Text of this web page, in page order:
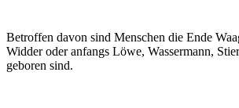
Betroffen davon sind Menschen die Ende
Widder oder anfangs Löwe, Wassermann,
geboren sind.